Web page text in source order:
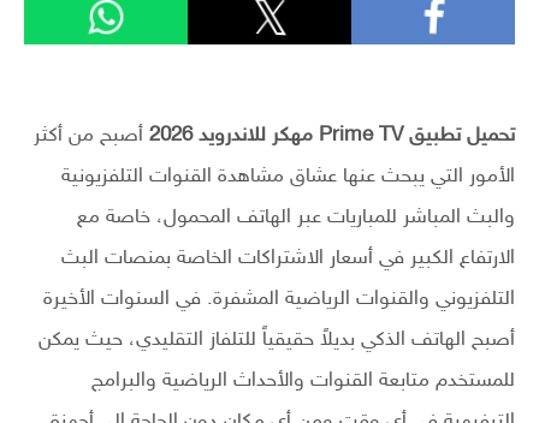
تحميل تطبيق Prime TV مهكر للاندرويد 2026
أصبح من أكثر
الأمور التي يبحث عنها عشاق مشاهدة القنوات التلفزيونية
والبث المباشر للمباريات عبر الهاتف المحمول، خاصة مع
الارتفاع الكبير في أسعار الاشتراكات الخاصة بمنصات البث
التلفزيوني والقنوات الرياضية المشفرة. في السنوات الأخيرة
أصبح الهاتف الذكي بديلاً حقيقياً للتلفاز التقليدي، حيث يمكن
للمستخدم متابعة القنوات والأحداث الرياضية والبرامج